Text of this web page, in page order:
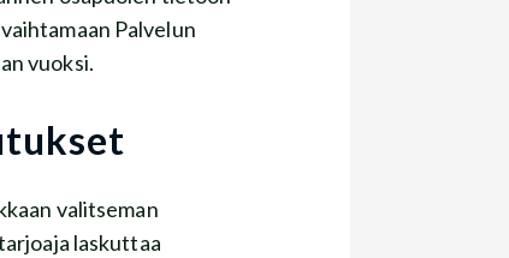
Palvelun
vuoksi.
valitseman
laskuttaa